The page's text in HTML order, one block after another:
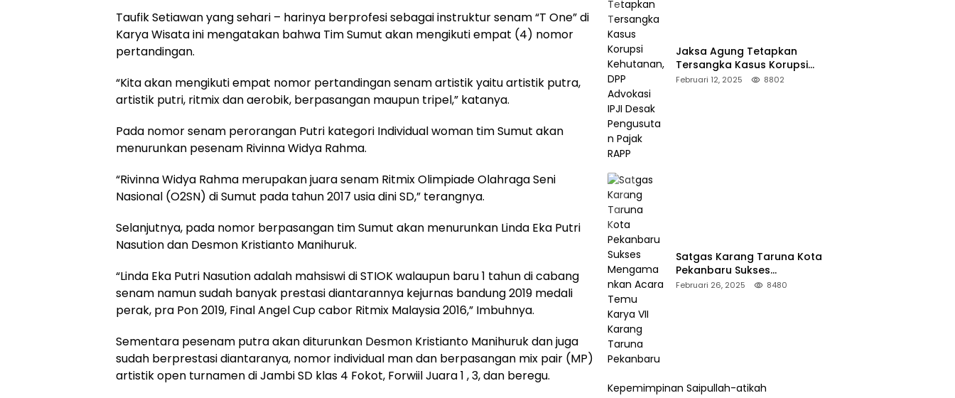
Taufik Setiawan yang sehari – harinya berprofesi sebagai instruktur senam “T One” di
Karya Wisata ini mengatakan bahwa Tim Sumut akan mengikuti empat (4) nomor
pertandingan.
“Kita akan mengikuti empat nomor pertandingan senam artistik yaitu artistik putra,
artistik putri, ritmix dan aerobik, berpasangan maupun tripel,” katanya.
Pada nomor senam perorangan Putri kategori Individual woman tim Sumut akan
menurunkan pesenam Rivinna Widya Rahma.
“Rivinna Widya Rahma merupakan juara senam Ritmix Olimpiade Olahraga Seni
Nasional (O2SN) di Sumut pada tahun 2017 usia dini SD,” terangnya.
Selanjutnya, pada nomor berpasangan tim Sumut akan menurunkan Linda Eka Putri
Nasution dan Desmon Kristianto Manihuruk.
“Linda Eka Putri Nasution adalah mahsiswi di STIOK walaupun baru 1 tahun di cabang
senam namun sudah banyak prestasi diantarannya kejurnas bandung 2019 medali
perak, pra Pon 2019, Final Angel Cup cabor Ritmix Malaysia 2016,” Imbuhnya.
Sementara pesenam putra akan diturunkan Desmon Kristianto Manihuruk dan juga
sudah berprestasi diantaranya, nomor individual man dan berpasangan mix pair (MP)
artistik open turnamen di Jambi SD klas 4 Fokot, Forwiil Juara 1 , 3, dan beregu.
Jaksa Agung Tetapkan
Tersangka Kasus Korupsi
Kehutanan, DPP Advokasi IPJI
Februari 12, 2025 8802
Satgas Karang Taruna Kota
Pekanbaru Sukses
Mengamankan Acara Temu
Februari 26, 2025 8480
Kepemimpinan Saipullah-atikah